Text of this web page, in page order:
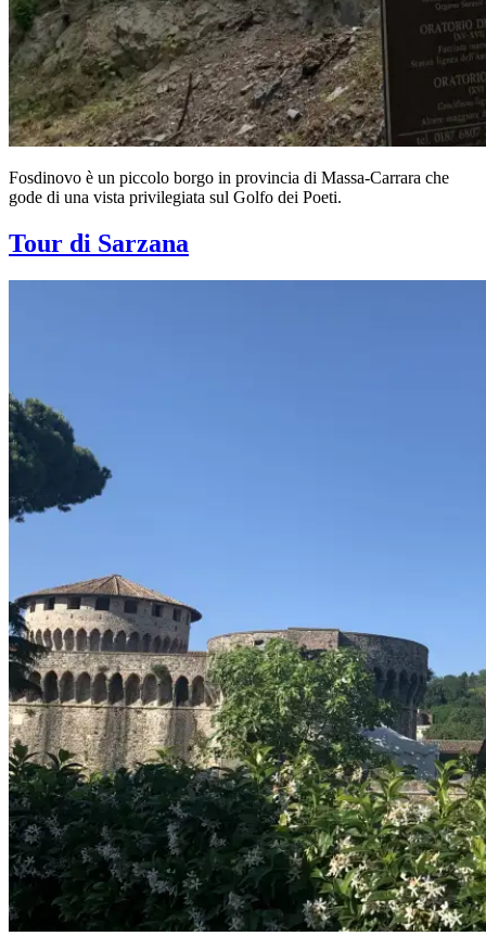
Fosdinovo è un piccolo borgo in provincia di Massa-Carrara che
gode di una vista privilegiata sul Golfo dei Poeti.
Tour di Sarzana